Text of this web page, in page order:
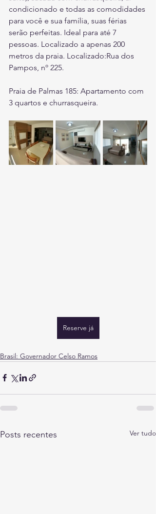
condicionado e todas as comodidades
para você e sua família, suas férias
serão perfeitas. Ideal para até 7
pessoas. Localizado a apenas 200
metros da praia. Localizado:Rua dos
Pampos, nº 225.
Praia de Palmas 185: Apartamento com
3 quartos e churrasqueira.
Reserve já
Brasil: Governador Celso Ramos
Posts recentes Ver tudo